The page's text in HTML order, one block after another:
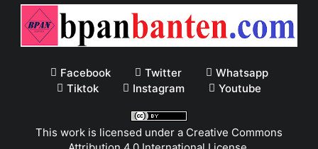
Facebook Twitter
Whatsapp
Tiktok
Instagram Youtube
This work is licensed under a Creative Commons